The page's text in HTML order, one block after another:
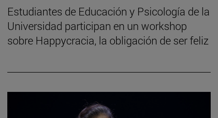
Estudiantes de Educación y Psicología de la
Universidad participan en un workshop
sobre Happycracia, la obligación de ser feliz